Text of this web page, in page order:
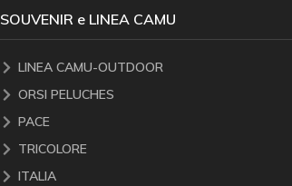
SOUVENIR e LINEA CAMU
LINEA CAMU-OUTDOOR
ORSI PELUCHES
PACE
TRICOLORE
ITALIA